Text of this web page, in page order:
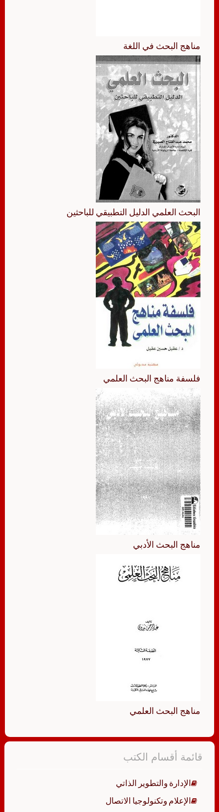
مناهج البحث في اللغة
البحث العلمي الدليل التطبيقي للباحثين
فلسفة مناهج البحث العلمي
مناهج البحث الأدبي
مناهج البحث العلمي
قائمة أقسام الكتب
الإدارة والتطوير الذاتي
الإعلام وتكنولوجيا الاتصال